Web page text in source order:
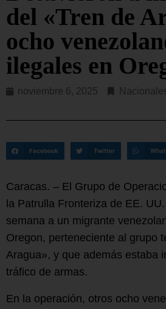
del «Tren de
ocho
ilegales en
noviembre 6, 2025
Facebook Twitter
Caracas. – El Grupo de
la Patrulla Fronteriza de EE.
semana a un migrante
Oregon, perteneciente al grupo
Aragua», y que además estaba
tráfico de armas.
En la operación, otros ocho